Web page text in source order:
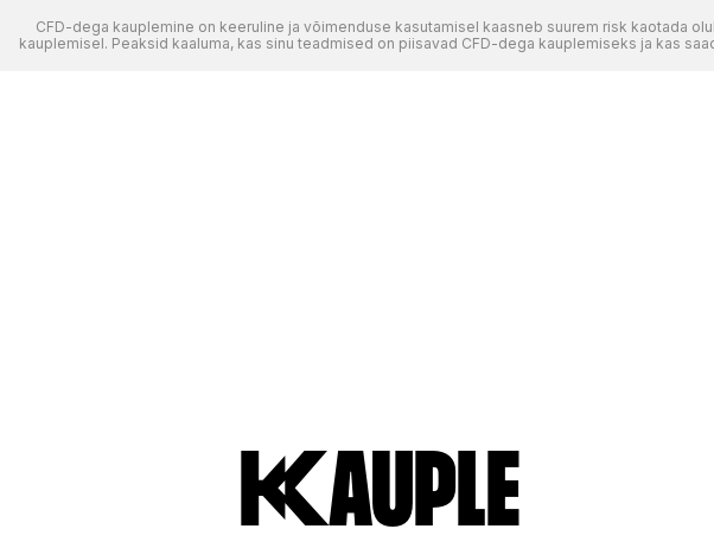
Kauple
CFD-dega kauplemine on keeruline ja võimenduse kasutamisel kaasneb suurem risk kaotada
kauplemisel. Peaksid kaaluma, kas sinu teadmised on piisavad CFD-dega kauplemiseks ja kas